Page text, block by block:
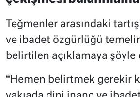
Teğmenler arasındaki
ve ibadet özgürlüğü
belirtilen açıklamaya şöyle
“Hemen belirtmek gerekir